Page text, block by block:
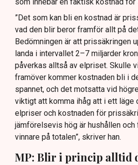
”Det som kan bli en kostnad är
vad den blir beror framför allt på
Bedömningen är att prissäkringen
landa i intervallet 2–7 miljarder
påverkas alltså av elpriset. Skulle
framöver kommer kostnaden bli i
spannet, och det motsatta vid
viktigt att komma ihåg att i ett läge
elpriser och kostnaden för
jämförelsevis hög är hushållen och
vinnare på totalen”, skriver han.
MP: Blir i princip alltid